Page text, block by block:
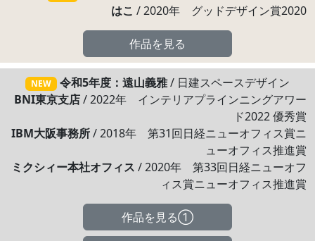
はこ / 2020年 グッドデザイン賞2020
作品を見る
NEW 令和5年度：遠山義雅/ 日建スペースデザイン
BNI東京支店/ 2022年 インテリアプラインニングアワー
ド2022 優秀賞
IBM大阪事務所/ 2018年 第31回日経ニューオフィス賞ニ
ューオフィス推進賞
ミクシィー本社オフィス / 2020年 第33回日経ニューオフ
ィス賞ニューオフィス推進賞
作品を見る①